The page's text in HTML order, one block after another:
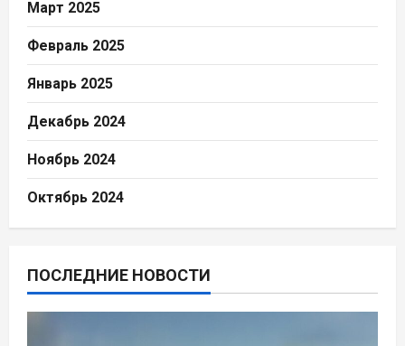
Март 2025
Февраль 2025
Январь 2025
Декабрь 2024
Ноябрь 2024
Октябрь 2024
ПОСЛЕДНИЕ НОВОСТИ